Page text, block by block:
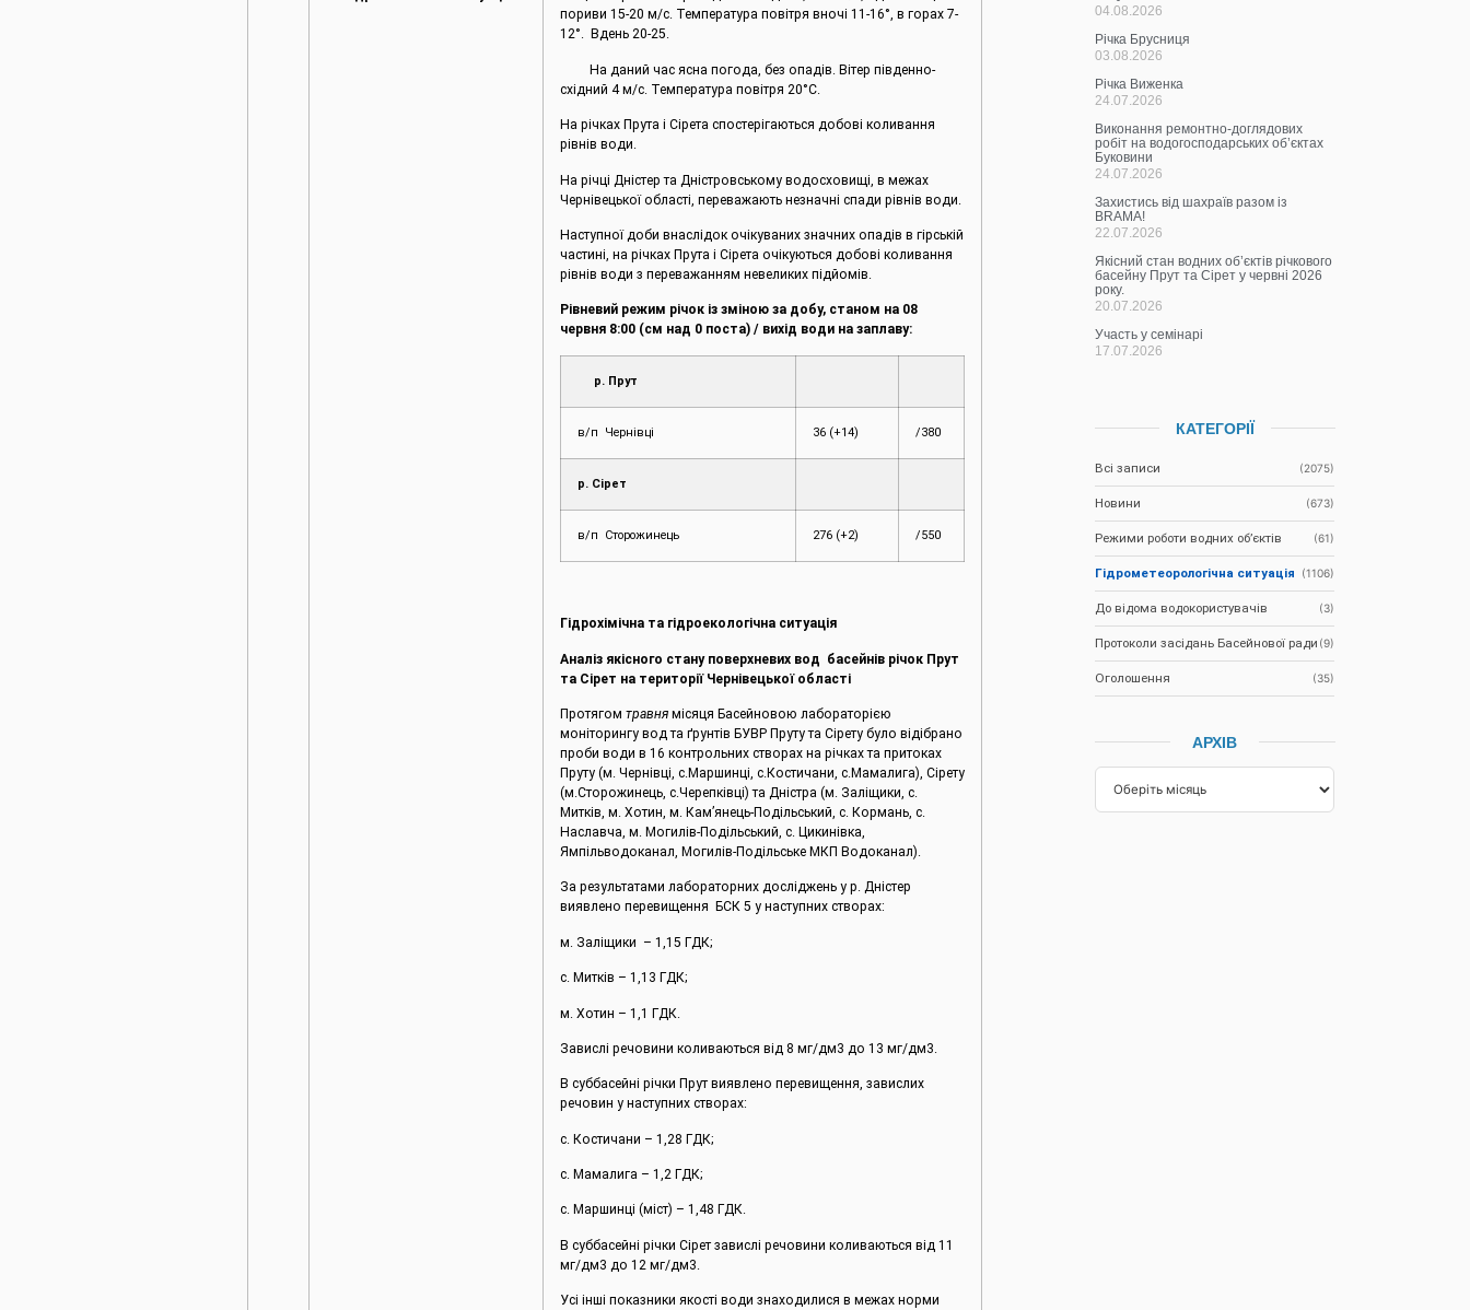
пориви 15-20 м/с. Температура повітря вночі 11-16°, в горах 7-
12°. Вдень 20-25.
На даний час ясна погода, без опадів. Вітер південно-
східний 4 м/с. Температура повітря 20°С.
На річках Прута і Сірета спостерігаються добові коливання
рівнів води.
На річці Дністер та Дністровському водосховищі, в межах
Чернівецької області, переважають незначні спади рівнів води.
Наступної доби внаслідок очікуваних значних опадів в гірській
частині, на річках Прута і Сірета очікуються добові коливання
рівнів води з переважанням невеликих підйомів.
Рівневий режим річок із зміною за добу, станом на 08
червня 8:00 (см над 0 поста) / вихід води на заплаву:
р. Прут
в/п Чернівці 36 (+14) /380
р. Сірет
в/п Сторожинець 276 (+2) /550
Гідрохімічна та гідроекологічна ситуація
Аналіз якісного стану поверхневих вод басейнів річок Прут
та Сірет на території Чернівецької області
Протягомтравня місяця Басейновою лабораторією
моніторингу вод та ґрунтів БУВР Пруту та Сірету було відібрано
проби води в 16 контрольних створах на річках та притоках
Пруту (м. Чернівці, c.Маршинці, с.Костичани, с.Мамалига), Сірету
(м.Сторожинець, с.Черепківці) та Дністра (м. Заліщики, с.
Митків, м. Хотин, м. Кам’янець-Подільський, с. Кормань, с.
Наславча, м. Могилів-Подільський, с. Цикинівка,
Ямпільводоканал, Могилів-Подільське МКП Водоканал).
За результатами лабораторних досліджень у р. Дністер
виявлено перевищення БСК 5 у наступних створах:
м. Заліщики – 1,15 ГДК;
с. Митків – 1,13 ГДК;
м. Хотин – 1,1 ГДК.
Завислі речовини коливаються від 8 мг/дм3 до 13 мг/дм3.
В суббасейні річки Прут виявлено перевищення, завислих
речовин у наступних створах:
с. Костичани – 1,28 ГДК;
с. Мамалига – 1,2 ГДК;
с. Маршинці (міст) – 1,48 ГДК.
В суббасейні річки Сірет завислі речовини коливаються від 11
мг/дм3 до 12 мг/дм3.
Усі інші показники якості води знаходилися в межах норми
04.08.2026
Річка Брусниця
03.08.2026
Річка Виженка
24.07.2026
Виконання ремонтно-доглядових
робіт на водогосподарських об’єктах
Буковини
24.07.2026
Захистись від шахраїв разом із
BRAMA!
22.07.2026
Якісний стан водних об’єктів річкового
басейну Прут та Сірет у червні 2026
року.
20.07.2026
Участь у семінарі
17.07.2026
КАТЕГОРІЇ
Всі записи (2075)
Новини (673)
Режими роботи водних об’єктів (61)
Гідрометеорологічна ситуація (1106)
До відома водокористувачів (3)
Протоколи засідань Басейнової ради (9)
Оголошення (35)
АРХІВ